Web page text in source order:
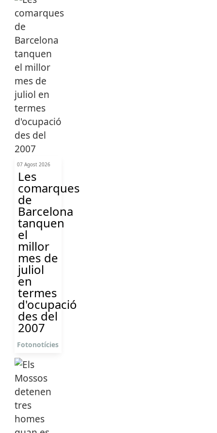
07 Agost 2026
Les
comarques
de
Barcelona
tanquen
el
millor
mes de
juliol
en
termes
d'ocupació
des del
2007
Fotonotícies